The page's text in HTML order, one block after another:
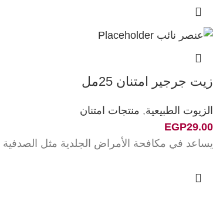
زيت جرجير امتنان 25مل
الزيوت الطبيعية, منتجات امتنان
EGP29.00
يساعد في مكافحة الأمراض الجلدية مثل الصدفية